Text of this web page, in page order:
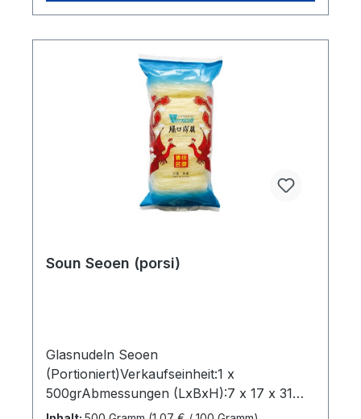
Soun Seoen (porsi)
Glasnudeln Seoen
(Portioniert)Verkaufseinheit:1 x
500grAbmessungen (LxBxH):7 x 17 x 31
cmBruttogewicht: 0,51